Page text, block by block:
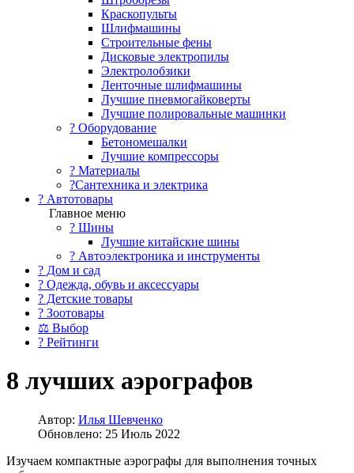
Краскопульты
Шлифмашины
Строительные фены
Дисковые электропилы
Электролобзики
Ленточные шлифмашины
Лучшие пневмогайковерты
Лучшие полировальные машинки
?️ Оборудование
Бетономешалки
Лучшие компрессоры
? Материалы
?Сантехника и электрика
? Автотовары
Главное меню
? Шины
Лучшие китайские шины
? Автоэлектроника и инструменты
? Дом и сад
? Одежда, обувь и аксессуары
? Детские товары
? Зоотовары
⚖ Выбор
? Рейтинги
8 лучших аэрографов
Автор: Илья Шевченко
Обновлено: 25 Июль 2022
Изучаем компактные аэрографы для выполнения точных